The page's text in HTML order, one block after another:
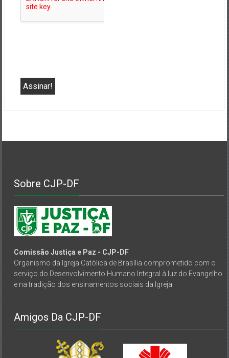
Sobre CJP-DF
Comissão Justiça e Paz - CJP-DF
Organismo da Igreja Católica de Brasília comprometido com o
serviço do Desenvolvimento Humano Integral à luz do Evangelho
e na tradição dos ensinamentos sociais da Igreja.
Amigos Da CJP-DF